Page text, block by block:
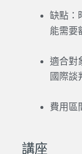
缺點：
能需要
適合對
國際談
費用區
講座